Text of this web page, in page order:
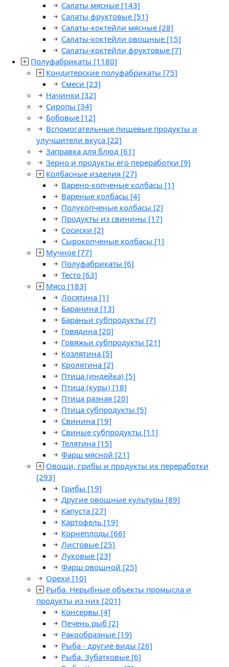
Салаты мясные [143]
Салаты фруктовые [51]
Салаты-коктейли мясные [28]
Салаты-коктейли овощные [15]
Салаты-коктейли фруктовые [7]
Полуфабрикаты [1180]
Кондитерские полуфабрикаты [75]
Смеси [23]
Начинки [32]
Сиропы [34]
Бобовые [12]
Вспомогательные пищевые продукты и
улучшители вкуса [22]
Заправка для блюд [61]
Зерно и продукты его переработки [9]
Колбасные изделия [27]
Варено-копченые колбасы [1]
Вареные колбасы [4]
Полукопченые колбасы [2]
Продукты из свинины [17]
Сосиски [2]
Сырокопченые колбасы [1]
Мучное [77]
Полуфабрикаты [6]
Тесто [63]
Мясо [183]
Лосятина [1]
Баранина [13]
Бараньи субпродукты [7]
Говядина [20]
Говяжьи субпродукты [21]
Козлятина [5]
Кролятина [2]
Птица (индейка) [5]
Птица (куры) [18]
Птица разная [20]
Птица субпродукты [5]
Свинина [19]
Свиные субпродукты [11]
Телятина [15]
Фарш мясной [21]
Овощи, грибы и продукты их переработки
[293]
Грибы [19]
Другие овощные культуры [89]
Капуста [27]
Картофель [19]
Корнеплоды [66]
Листовые [25]
Луковые [23]
Фарш овощной [25]
Орехи [10]
Рыба. Нерыбные объекты промысла и
продукты из них [201]
Консервы [4]
Печень рыб [2]
Ракообразные [19]
Рыба - другие виды [26]
Рыба. Зубатковые [6]